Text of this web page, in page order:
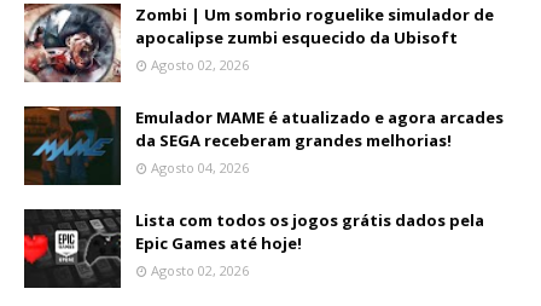
Zombi | Um sombrio roguelike simulador de
apocalipse zumbi esquecido da Ubisoft
Agosto 02, 2026
Emulador MAME é atualizado e agora arcades
da SEGA receberam grandes melhorias!
Agosto 04, 2026
Lista com todos os jogos grátis dados pela
Epic Games até hoje!
Agosto 02, 2026